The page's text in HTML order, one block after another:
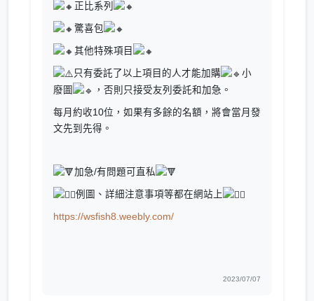
正比系列
驚喜包
其他特殊項目
只有委託了以上項目的人才能加購
小
廢圖
，否則只接受友列委託和加急。
每月約收10位，如果有多餘的名額，將會當月發
文先到先得。
加急/有問題可直私
例圖、詳細注意事項等都在網站上
https://wsfish8.weebly.com/
2023/07/07